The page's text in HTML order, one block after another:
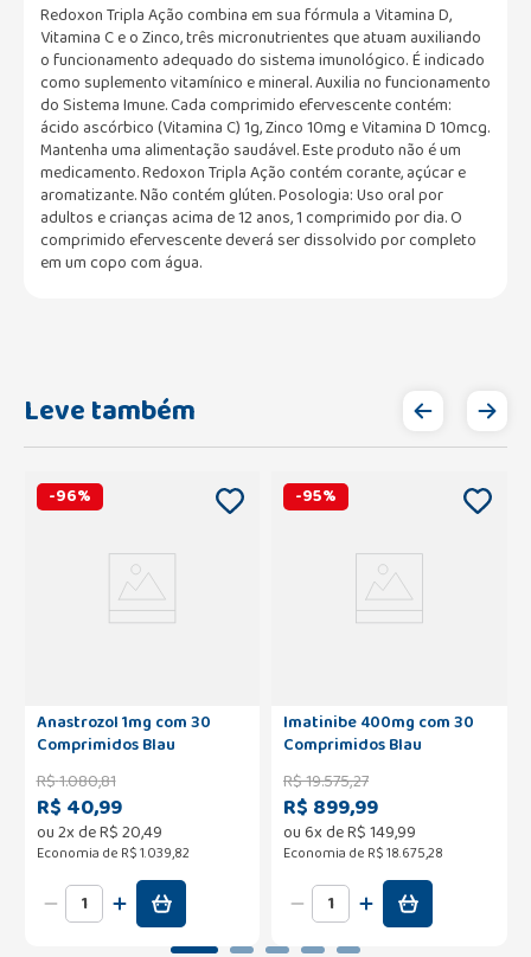
Redoxon Tripla Ação combina em sua fórmula a Vitamina D,
Vitamina C e o Zinco, três micronutrientes que atuam auxiliando
o funcionamento adequado do sistema imunológico. É indicado
como suplemento vitamínico e mineral. Auxilia no funcionamento
do Sistema Imune. Cada comprimido efervescente contém:
ácido ascórbico (Vitamina C) 1g, Zinco 10mg e Vitamina D 10mcg.
Mantenha uma alimentação saudável. Este produto não é um
medicamento. Redoxon Tripla Ação contém corante, açúcar e
aromatizante. Não contém glúten. Posologia: Uso oral por
adultos e crianças acima de 12 anos, 1 comprimido por dia. O
comprimido efervescente deverá ser dissolvido por completo
em um copo com água.
Leve também
-96%
Anastrozol 1mg com 30
Comprimidos Blau
R$1.080,81
R$ 40,99
ou2x deR$20,49
Economia de R$ 1.039,82
-95%
Imatinibe 400mg com 30
Comprimidos Blau
R$19.575,27
R$ 899,99
ou6x deR$149,99
Economia de R$ 18.675,28